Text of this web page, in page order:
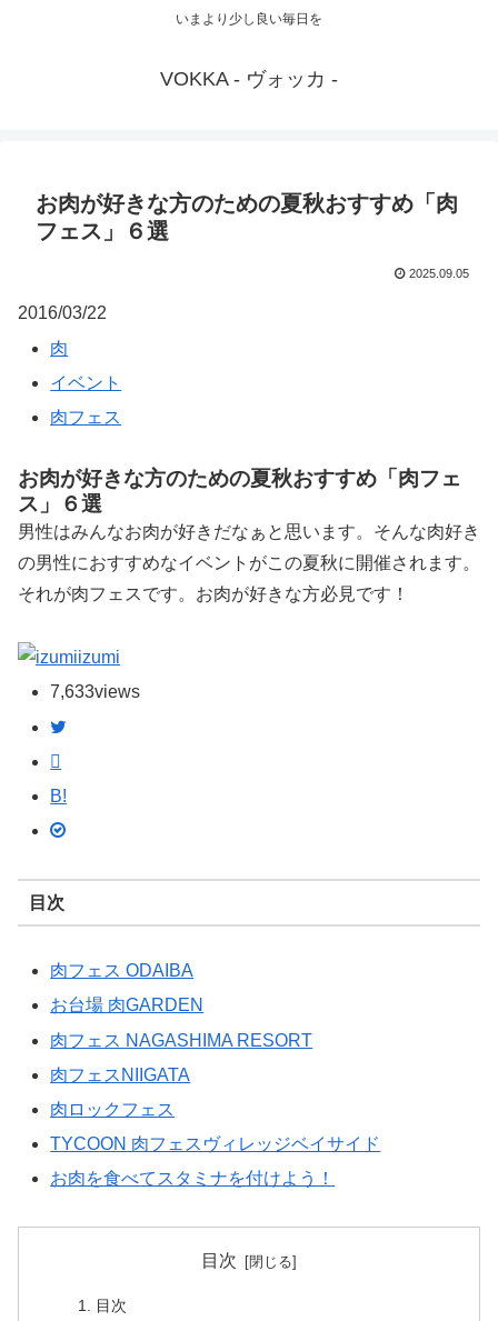
いまより少し良い毎日を
VOKKA - ヴォッカ -
お肉が好きな方のための夏秋おすすめ「肉
フェス」６選
2025.09.05
2016/03/22
肉
イベント
肉フェス
お肉が好きな方のための夏秋おすすめ「肉フェ
ス」６選
男性はみんなお肉が好きだなぁと思います。そんな肉好き
の男性におすすめなイベントがこの夏秋に開催されます。
それが肉フェスです。お肉が好きな方必見です！
izumi
7,633views
B!
目次
肉フェス ODAIBA
お台場 肉GARDEN
肉フェス NAGASHIMA RESORT
肉フェスNIIGATA
肉ロックフェス
TYCOON 肉フェスヴィレッジベイサイド
お肉を食べてスタミナを付けよう！
目次
目次